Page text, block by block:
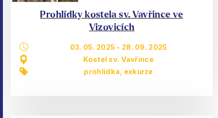
Prohlídky kostela sv. Vavřince ve
Vizovicích
03. 05. 2025 - 28. 09. 2025
Kostel sv. Vavřince
prohlídka, exkurze